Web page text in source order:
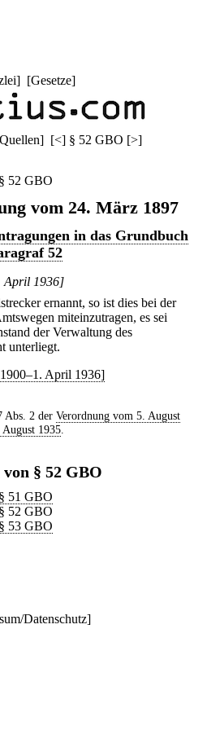
] [Gesetze]
Quellen] [<] § 52 GBO [>]
§ 52 GBO
vom 24. März 1897
in das Grundbuch
52
April 1936]
ernannt, so ist dies bei der
miteinzutragen, es sei
der Verwaltung des
unterliegt.
April 1936]
Abs. 2 der Verordnung vom 5. August
1935
§ 52 GBO
§ 51 GBO
§ 52 GBO
§ 53 GBO
Datenschutz]